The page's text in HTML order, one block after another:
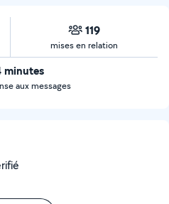
119
mises en relation
minutes
aux messages